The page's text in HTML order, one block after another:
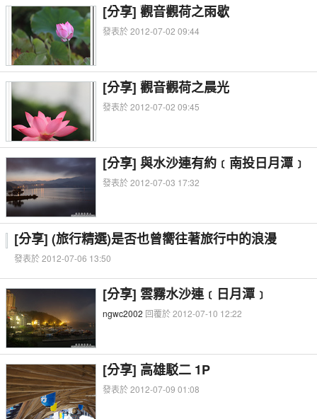
[分享] 觀音觀荷之雨歇
發表於 2012-07-02 09:44
[分享] 觀音觀荷之晨光
發表於 2012-07-02 09:45
[分享] 與水沙連有約﹝南投日月潭﹞
發表於 2012-07-03 17:32
[分享] (旅行精選)是否也曾嚮往著旅行中的浪漫
發表於 2012-07-06 13:50
[分享] 雲霧水沙連﹝日月潭﹞
ngwc2002 回覆於 2012-07-10 12:22
[分享] 高雄駁二 1P
發表於 2012-07-09 01:08